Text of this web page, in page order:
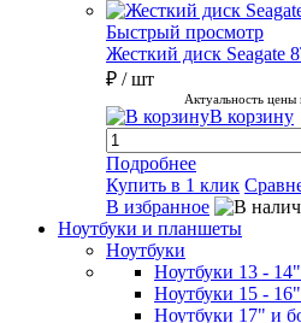
Быстрый просмотр
Жесткий диск Seagate
₽ / шт
Актуальность
В корзину
Подробнее
Купить в 1 клик
В избранное
Ноутбуки и планшеты
Ноутбуки
Ноутбуки 13 - 14"
Ноутбуки 15 - 16"
Ноутбуки 17" и